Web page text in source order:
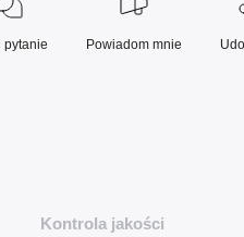
pytanie Powiadom mnie
Kontrola jakości